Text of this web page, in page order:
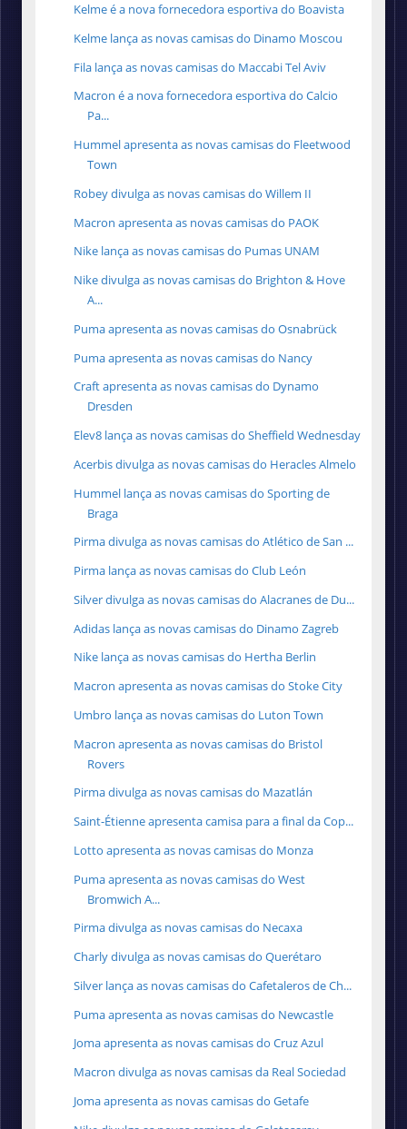
Kelme é a nova fornecedora esportiva do Boavista
Kelme lança as novas camisas do Dinamo Moscou
Fila lança as novas camisas do Maccabi Tel Aviv
Macron é a nova fornecedora esportiva do Calcio
Pa...
Hummel apresenta as novas camisas do Fleetwood
Town
Robey divulga as novas camisas do Willem II
Macron apresenta as novas camisas do PAOK
Nike lança as novas camisas do Pumas UNAM
Nike divulga as novas camisas do Brighton & Hove
A...
Puma apresenta as novas camisas do Osnabrück
Puma apresenta as novas camisas do Nancy
Craft apresenta as novas camisas do Dynamo
Dresden
Elev8 lança as novas camisas do Sheffield Wednesday
Acerbis divulga as novas camisas do Heracles Almelo
Hummel lança as novas camisas do Sporting de
Braga
Pirma divulga as novas camisas do Atlético de San ...
Pirma lança as novas camisas do Club León
Silver divulga as novas camisas do Alacranes de Du...
Adidas lança as novas camisas do Dinamo Zagreb
Nike lança as novas camisas do Hertha Berlin
Macron apresenta as novas camisas do Stoke City
Umbro lança as novas camisas do Luton Town
Macron apresenta as novas camisas do Bristol
Rovers
Pirma divulga as novas camisas do Mazatlán
Saint-Étienne apresenta camisa para a final da Cop...
Lotto apresenta as novas camisas do Monza
Puma apresenta as novas camisas do West
Bromwich A...
Pirma divulga as novas camisas do Necaxa
Charly divulga as novas camisas do Querétaro
Silver lança as novas camisas do Cafetaleros de Ch...
Puma apresenta as novas camisas do Newcastle
Joma apresenta as novas camisas do Cruz Azul
Macron divulga as novas camisas da Real Sociedad
Joma apresenta as novas camisas do Getafe